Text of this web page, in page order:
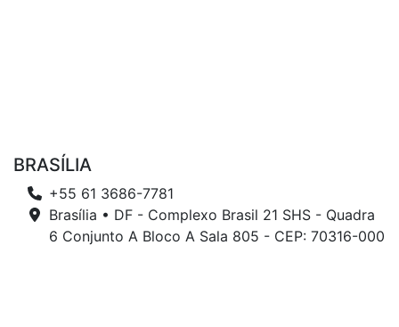
BRASÍLIA
+55 61 3686-7781
Brasília • DF - Complexo Brasil 21 SHS - Quadra
6 Conjunto A Bloco A Sala 805 - CEP: 70316-000